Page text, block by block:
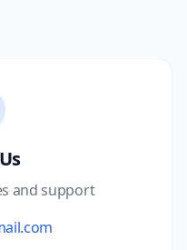
and support